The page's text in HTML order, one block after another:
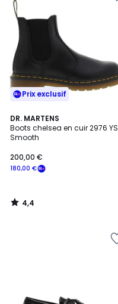
Prix exclusif
DR. MARTENS
Boots chelsea en cuir 2976 YS
Smooth
180,00 €
200,00 €
4,4
/ 5
4,4
/